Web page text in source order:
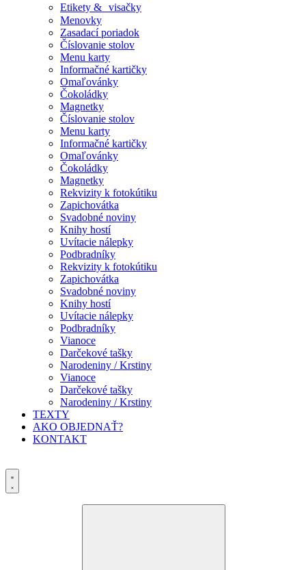
Etikety & visačky
Menovky
Zasadací poriadok
Číslovanie stolov
Menu karty
Informačné kartičky
Omaľovánky
Čokoládky
Magnetky
Číslovanie stolov
Menu karty
Informačné kartičky
Omaľovánky
Čokoládky
Magnetky
Rekvizity k fotokútiku
Zapichovátka
Svadobné noviny
Knihy hostí
Uvítacie nálepky
Podbradníky
Rekvizity k fotokútiku
Zapichovátka
Svadobné noviny
Knihy hostí
Uvítacie nálepky
Podbradníky
Vianoce
Darčekové tašky
Narodeniny / Krstiny
Vianoce
Darčekové tašky
Narodeniny / Krstiny
TEXTY
AKO OBJEDNAŤ?
KONTAKT